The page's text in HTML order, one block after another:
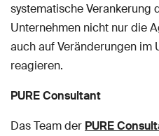
systematische Verankerung
Unternehmen nicht nur die
auch auf Veränderungen im
reagieren.
PURE Consultant
Das Team der PURE